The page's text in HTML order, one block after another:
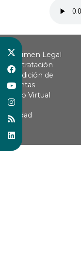
Régimen Legal
Contratación
Rendición de
cuentas
Pago Virtual
Calidad